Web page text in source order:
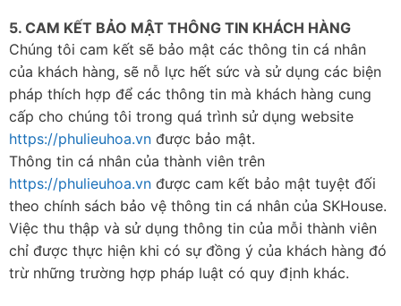
5. CAM KẾT BẢO MẬT THÔNG TIN KHÁCH HÀNG
Chúng tôi cam kết sẽ bảo mật các thông tin cá nhân
của khách hàng, sẽ nỗ lực hết sức và sử dụng các biện
pháp thích hợp để các thông tin mà khách hàng cung
cấp cho chúng tôi trong quá trình sử dụng website
https://phulieuhoa.vn được bảo mật.
Thông tin cá nhân của thành viên trên
https://phulieuhoa.vn được cam kết bảo mật tuyệt đối
theo chính sách bảo vệ thông tin cá nhân của SKHouse.
Việc thu thập và sử dụng thông tin của mỗi thành viên
chỉ được thực hiện khi có sự đồng ý của khách hàng đó
trừ những trường hợp pháp luật có quy định khác.